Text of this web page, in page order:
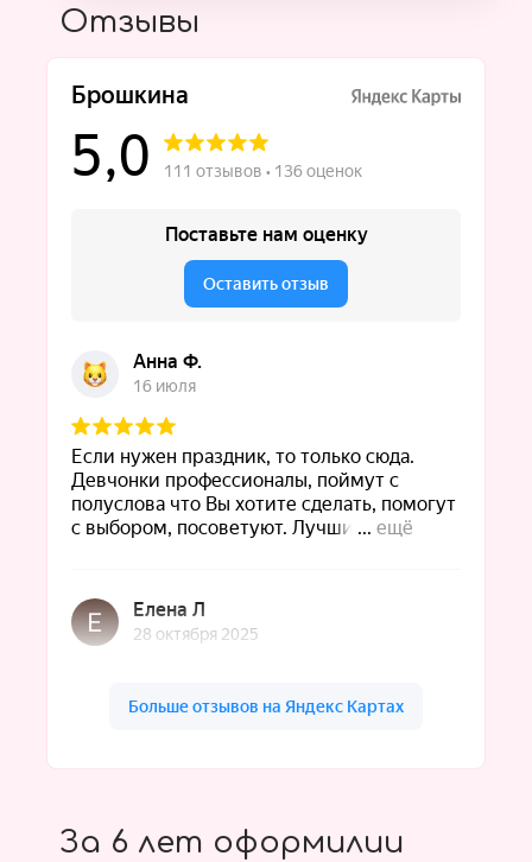
Отзывы
За 6 лет оформилии